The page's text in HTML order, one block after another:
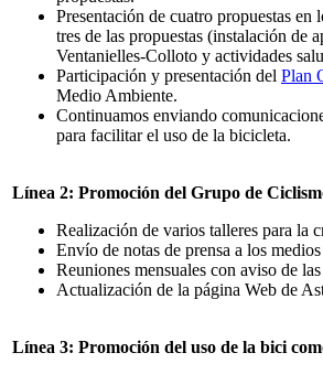
Presentación de cuatro propuestas en
tres de las propuestas (instalación de
Ventanielles-Colloto y actividades
Participación y presentación del Plan
Medio Ambiente.
Continuamos enviando
para facilitar el uso de la bicicleta.
Línea 2: Promoción del Grupo de
Realización de varios talleres para la
Envío de notas de prensa a los
Reuniones mensuales con aviso de
Actualización de la página Web de
Línea 3: Promoción del uso de la bici